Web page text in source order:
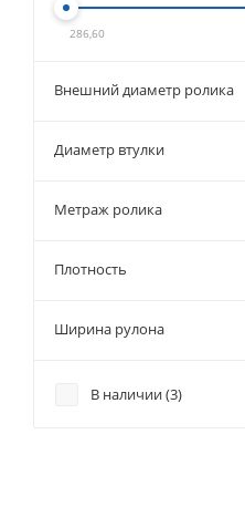
286,60
Внешний диаметр ролика
Диаметр втулки
Метраж ролика
Плотность
Ширина рулона
В наличии (3)